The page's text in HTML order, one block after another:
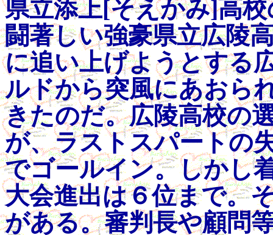
県立添上[そえかみ]高
闘著しい強豪県立広陵
に追い上げようとする
ルドから突風にあおら
きたのだ。広陵高校の
が、ラストスパートの
でゴールイン。しかし
大会進出は６位まで。
がある。審判長や顧問